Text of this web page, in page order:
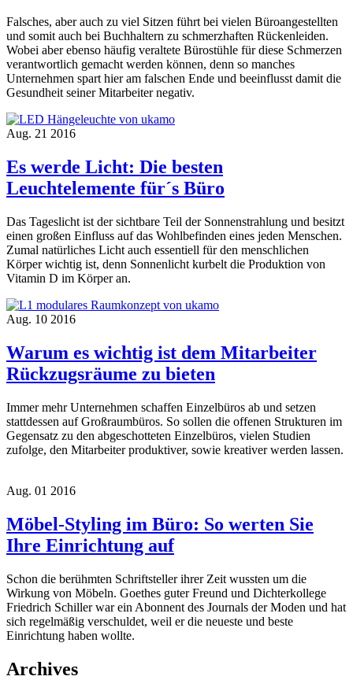
Falsches, aber auch zu viel Sitzen führt bei vielen Büroangestellten
und somit auch bei Buchhaltern zu schmerzhaften Rückenleiden.
Wobei aber ebenso häufig veraltete Bürostühle für diese Schmerzen
verantwortlich gemacht werden können, denn so manches
Unternehmen spart hier am falschen Ende und beeinflusst damit die
Gesundheit seiner Mitarbeiter negativ.
Aug. 21 2016
Es werde Licht: Die besten
Leuchtelemente für´s Büro
Das Tageslicht ist der sichtbare Teil der Sonnenstrahlung und besitzt
einen großen Einfluss auf das Wohlbefinden eines jeden Menschen.
Zumal natürliches Licht auch essentiell für den menschlichen
Körper wichtig ist, denn Sonnenlicht kurbelt die Produktion von
Vitamin D im Körper an.
Aug. 10 2016
Warum es wichtig ist dem Mitarbeiter
Rückzugsräume zu bieten
Immer mehr Unternehmen schaffen Einzelbüros ab und setzen
stattdessen auf Großraumbüros. So sollen die offenen Strukturen im
Gegensatz zu den abgeschotteten Einzelbüros, vielen Studien
zufolge, den Mitarbeiter produktiver, sowie kreativer werden lassen.
Aug. 01 2016
Möbel-Styling im Büro: So werten Sie
Ihre Einrichtung auf
Schon die berühmten Schriftsteller ihrer Zeit wussten um die
Wirkung von Möbeln. Goethes guter Freund und Dichterkollege
Friedrich Schiller war ein Abonnent des Journals der Moden und hat
sich regelmäßig verschuldet, weil er die neueste und beste
Einrichtung haben wollte.
Archives